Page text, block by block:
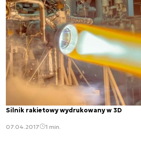
Silnik rakietowy wydrukowany w 3D
07.04.2017 1 min.